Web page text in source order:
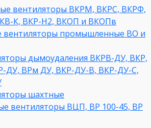
вентиляторы ВКРМ, ВКРС, ВКРФ,
К, ВКР-Н2, ВКОП и ВКОПв
вентиляторы промышленные ВО и
дымоудаления ВКРВ-ДУ, ВКР,
ДУ, ВРм ДУ, ВКР-ДУ-В, ВКР-ДУ-С,
шахтные
вентиляторы ВЦП, ВР 100-45, ВР